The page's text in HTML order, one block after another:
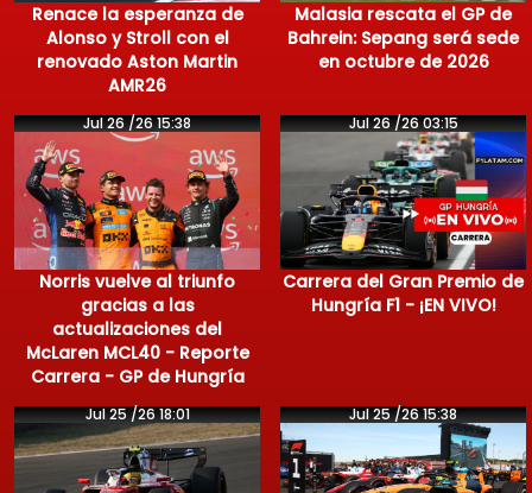
Renace la esperanza de
Alonso y Stroll con el
renovado Aston Martin
AMR26
Malasia rescata el GP de
Bahrein: Sepang será sede
en octubre de 2026
Jul 26 /26 15:38
Norris vuelve al triunfo
gracias a las
actualizaciones del
McLaren MCL40 - Reporte
Carrera - GP de Hungría
Jul 26 /26 03:15
Carrera del Gran Premio de
Hungría F1 - ¡EN VIVO!
Jul 25 /26 18:01 Jul 25 /26 15:38